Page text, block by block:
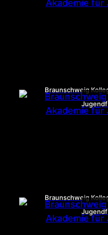
Braunschweig
Braunschweig